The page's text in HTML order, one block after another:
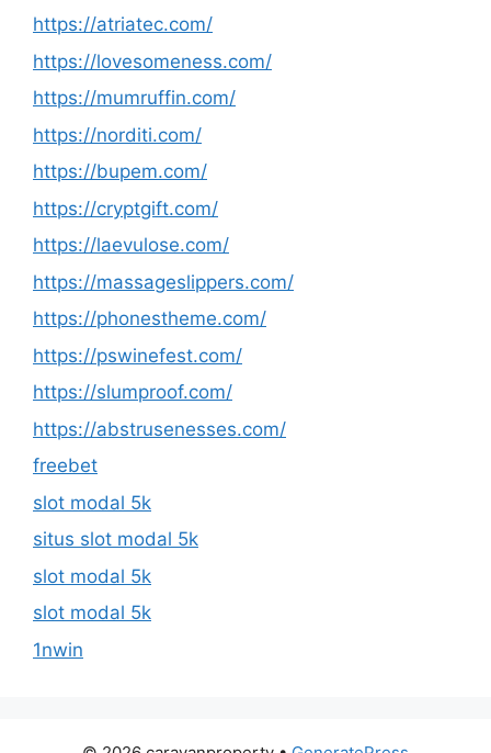
https://atriatec.com/
https://lovesomeness.com/
https://mumruffin.com/
https://norditi.com/
https://bupem.com/
https://cryptgift.com/
https://laevulose.com/
https://massageslippers.com/
https://phonestheme.com/
https://pswinefest.com/
https://slumproof.com/
https://abstrusenesses.com/
freebet
slot modal 5k
situs slot modal 5k
slot modal 5k
slot modal 5k
1nwin